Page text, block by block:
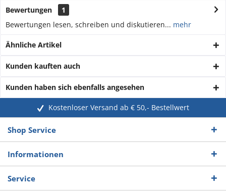
Bewertungen
1
Bewertungen lesen, schreiben und diskutieren... mehr
Ähnliche Artikel
Kunden kauften auch
Kunden haben sich ebenfalls angesehen
Kostenloser Versand ab € 50,- Bestellwert
Shop Service
Informationen
Service